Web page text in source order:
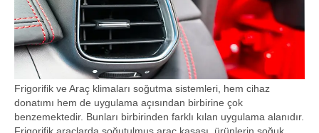
Frigorifik ve Araç klimaları soğutma sistemleri, hem cihaz
donatımı hem de uygulama açısından birbirine çok
benzemektedir. Bunları birbirinden farklı kılan uygulama alanıdır.